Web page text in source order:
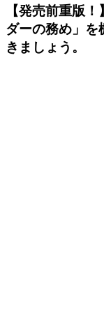
【発売前重版
ダーの務め」を
きましょう。